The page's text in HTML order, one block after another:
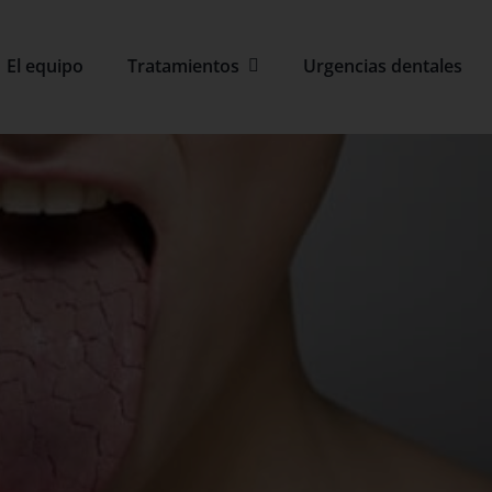
El equipo Tratamientos Urgencias dentales